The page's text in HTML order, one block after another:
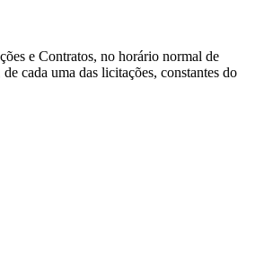
e Contratos, no horário normal de
cada uma das licitações, constantes do